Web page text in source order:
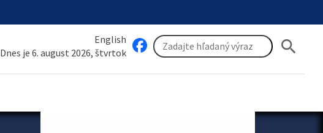
English
Dnes je 6. august 2026, štvrtok
search